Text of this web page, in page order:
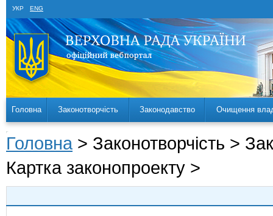
УКР ENG
Головна Законотворчість Законодавство Очищення
Головна > Законотворчість >
Картка законопроекту >